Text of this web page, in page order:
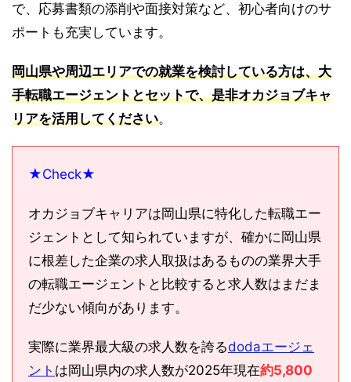
で、応募書類の添削や面接対策など、初心者向けのサ
ポートも充実しています。
岡山県や周辺エリアでの就業を検討している方は、大
手転職エージェントとセットで、是非オカジョブキャ
リアを活用してください。
★Check★
オカジョブキャリアは岡山県に特化した転職エー
ジェントとして知られていますが、確かに岡山県
に根差した企業の求人取扱はあるものの業界大手
の転職エージェントと比較すると求人数はまだま
だ少ない傾向があります。
実際に業界最大級の求人数を誇るdodaエージェ
ント は岡山県内の求人数が2025年現在約5,800